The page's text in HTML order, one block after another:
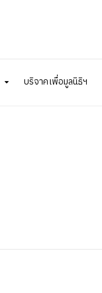
บริจาคเพื่อมูลนิธิฯ